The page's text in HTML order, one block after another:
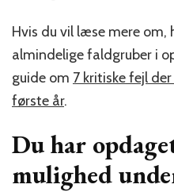
Hvis du vil læse mere
almindelige faldgruber i
guide om 7 kritiske fejl
første år.
Du har
mulighed